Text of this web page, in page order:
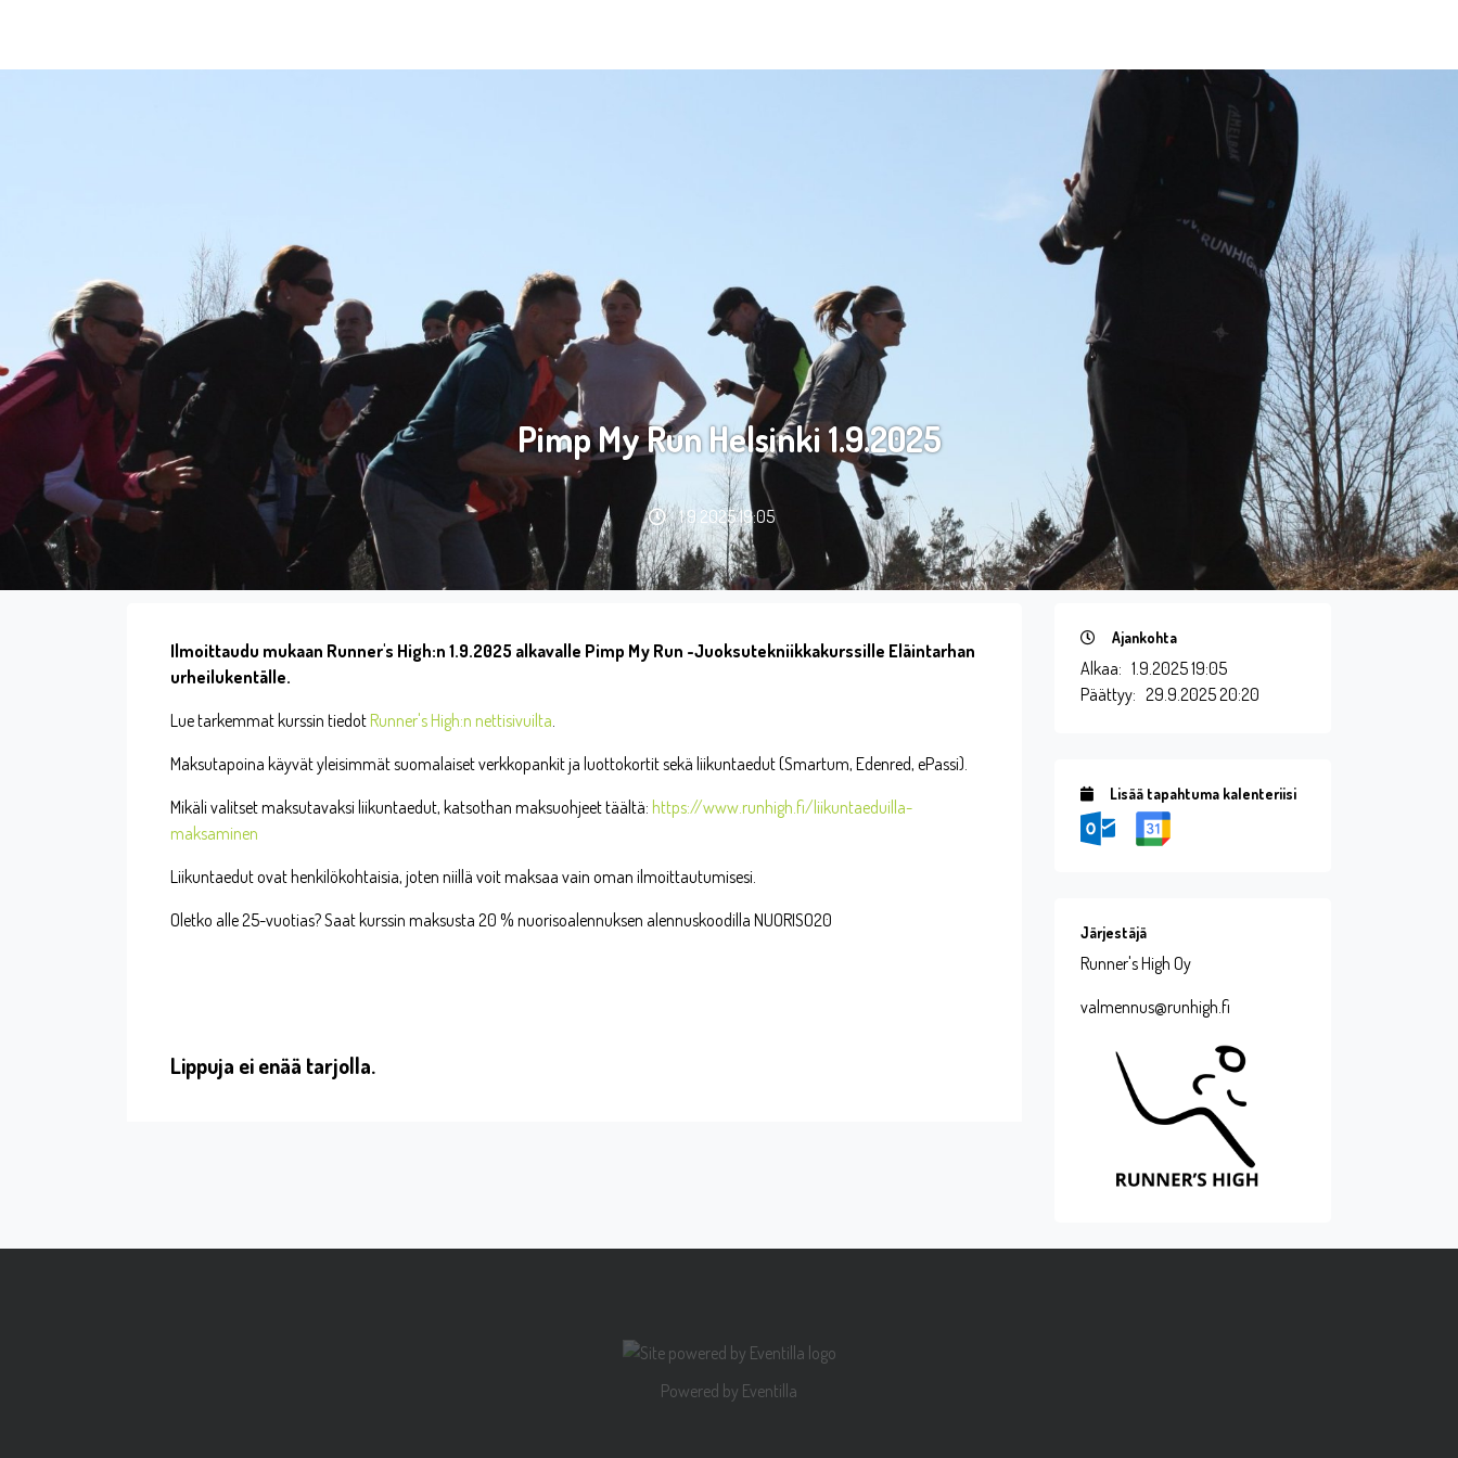
Pimp My Run Helsinki 1.9.2025
1.9.2025 19:05
Ilmoittaudu mukaan Runner's High:n 1.9.2025 alkavalle Pimp My Run -Juoksutekniikkakurssille Eläintarhan
urheilukentälle.
Lue tarkemmat kurssin tiedot Runner's High:n nettisivuilta.
Maksutapoina käyvät yleisimmät suomalaiset verkkopankit ja luottokortit sekä liikuntaedut (Smartum, Edenred, ePassi).
Mikäli valitset maksutavaksi liikuntaedut, katsothan maksuohjeet täältä: https://www.runhigh.fi/liikuntaeduilla-
maksaminen
Liikuntaedut ovat henkilökohtaisia, joten niillä voit maksaa vain oman ilmoittautumisesi.
Oletko alle 25-vuotias? Saat kurssin maksusta 20 % nuorisoalennuksen alennuskoodilla NUORISO20
Lippuja ei enää tarjolla.
Ajankohta
Alkaa: 1.9.2025 19:05
Päättyy: 29.9.2025 20:20
Lisää tapahtuma kalenteriisi
Järjestäjä
Runner's High Oy
valmennus@runhigh.fi
Powered by Eventilla